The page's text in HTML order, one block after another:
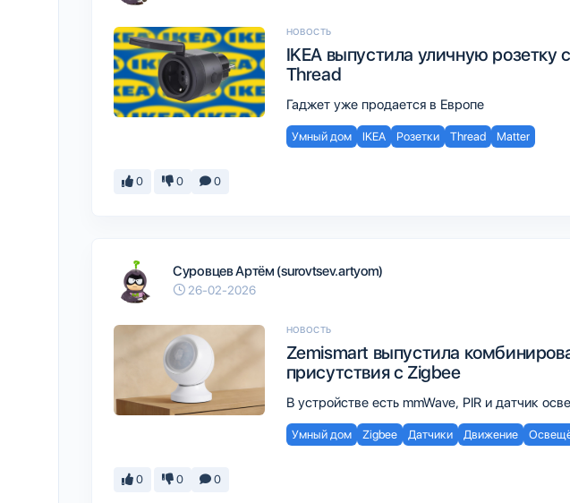
НОВОСТЬ
IKEA выпустила уличную
Thread
Гаджет уже продается в Европе
Умный дом IKEA Розетки Thread Matter
0 0 0
Суровцев Артём (surovtsev.artyom)
26-02-2026
НОВОСТЬ
Zemismart выпустила
присутствия с Zigbee
В устройстве есть mmWave, PIR и датчик
Умный дом Zigbee Датчики Движение
0 0 0